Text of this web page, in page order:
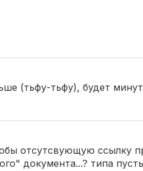
(тьфу-тьфу), будет
отсутсвующую ссылку
документа...? типа